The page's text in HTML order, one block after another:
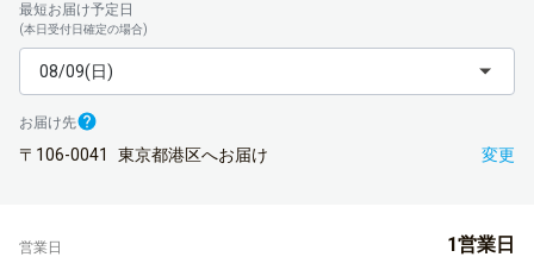
最短お届け予定日
(本日受付日確定の場合)
08/09(日)
お届け先
〒106-0041 東京都港区へお届け 変更
営業日 1営業日